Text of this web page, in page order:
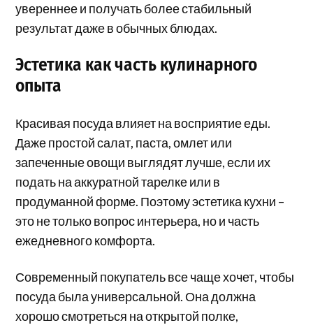
увереннее и получать более стабильный
результат даже в обычных блюдах.
Эстетика как часть кулинарного
опыта
Красивая посуда влияет на восприятие еды.
Даже простой салат, паста, омлет или
запеченные овощи выглядят лучше, если их
подать на аккуратной тарелке или в
продуманной форме. Поэтому эстетика кухни –
это не только вопрос интерьера, но и часть
ежедневного комфорта.
Современный покупатель все чаще хочет, чтобы
посуда была универсальной. Она должна
хорошо смотреться на открытой полке,